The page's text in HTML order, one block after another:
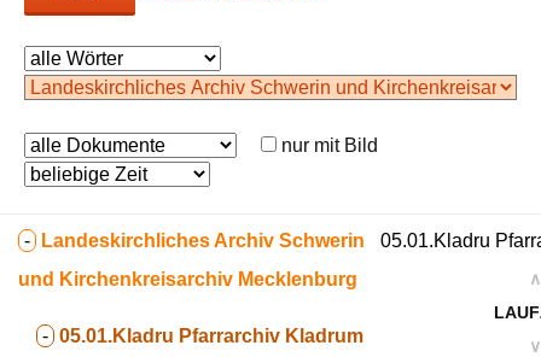
nur mit Bild
- Landeskirchliches Archiv Schwerin
und Kirchenkreisarchiv Mecklenburg
- 05.01.Kladru Pfarrarchiv Kladrum
05.01.Kladru
∧
∨